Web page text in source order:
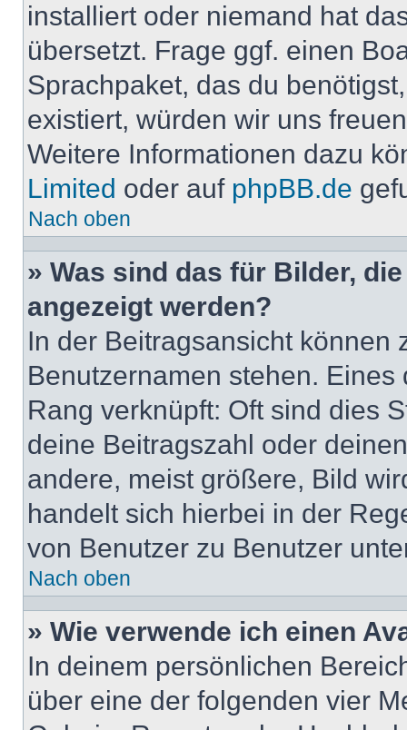
installiert oder niemand hat
übersetzt. Frage ggf. einen
Sprachpaket, das du
existiert, würden wir uns
Weitere Informationen dazu
Limited oder auf phpBB.de
Nach oben
» Was sind das für Bilder,
angezeigt werden?
In der Beitragsansicht können
Benutzernamen stehen.
Rang verknüpft: Oft sind dies
deine Beitragszahl oder
andere, meist größere, Bild
handelt sich hierbei in der
von Benutzer zu Benutzer
Nach oben
» Wie verwende ich einen
In deinem persönlichen
über eine der folgenden vier